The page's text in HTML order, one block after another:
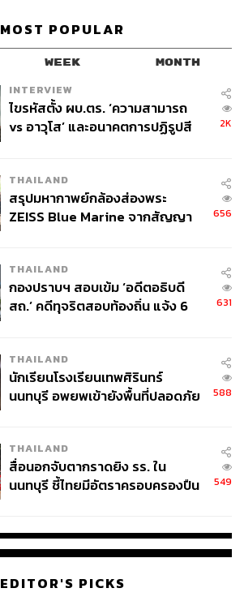
MOST POPULAR
WEEK MONTH
INTERVIEW
ไขรหัสตั้ง ผบ.ตร. ‘ความสามารถ
vs อาวุโส’ และอนาคตการปฏิรูปสี
2K
THAILAND
สรุปมหากาพย์กล้องส่องพระ
ZEISS Blue Marine จากสัญญา
จ่ายหนี้-แอบระบุแบรนด์
656
THAILAND
กองปราบฯ สอบเข้ม ‘อดีตอธิบดี
สถ.’ คดีทุจริตสอบท้องถิ่น แจ้ง 6
631
THAILAND
นักเรียนโรงเรียนเทพศิรินทร์
นนทบุรี อพยพเข้ายังพื้นที่ปลอดภัย
588
THAILAND
สื่อนอกจับตากราดยิง รร. ใน
นนทบุรี ชี้ไทยมีอัตราครอบครองปืน
549
EDITOR'S PICKS